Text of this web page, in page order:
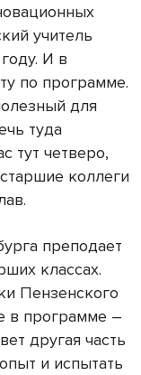
учитель
И в
по программе.
для
туда
тут четверо,
коллеги
преподает
классах.
Пензенского
в программе –
другая часть
и испытать